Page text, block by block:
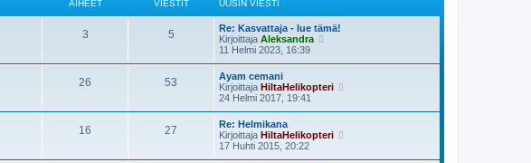
i
v
i
e
s
i
u
s
v
e
i
AIHEET VIESTIT UUSIN VIESTI
3 5
Re: Kasvattaja - lue tämä!
Kirjoittaja Aleksandra
ä
u
s
n
i
11 Helmi 2023, 16:39
26 53
Ayam cemani
Kirjoittaja HiltaHelikopteri
24 Helmi 2017, 19:41
16 27
Re: Helmikana
Kirjoittaja HiltaHelikopteri
17 Huhti 2015, 20:22